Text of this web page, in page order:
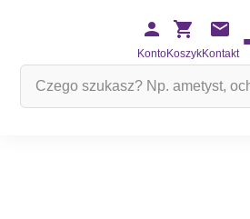
KontoKoszykKontakt